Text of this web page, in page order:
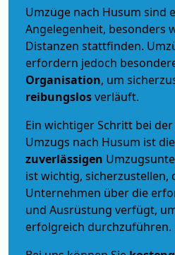
Umzüge nach Husum sind
Angelegenheit, besonders
Distanzen stattfinden.
erfordern jedoch
Organisation, um
reibungslosverläuft.
Ein wichtiger Schritt bei
Umzugs nach Husum ist
zuverlässigen
ist wichtig, sicherzustellen,
Unternehmen über die
und Ausrüstung verfügt,
erfolgreich durchzuführen.